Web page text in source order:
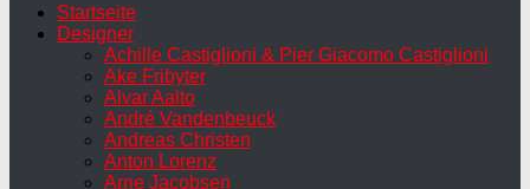
Startseite
Designer
Achille Castiglioni & Pier Giacomo Castiglioni
Ake Fribyter
Alvar Aalto
André Vandenbeuck
Andreas Christen
Anton Lorenz
Arne Jacobsen